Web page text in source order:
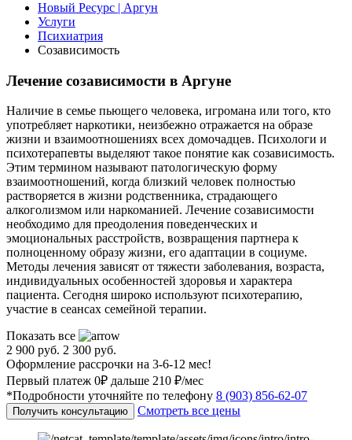
Новый Ресурс | Аргун
Услуги
Психиатрия
Созависимость
Лечение созависимости в Аргуне
Наличие в семье пьющего человека, игромана или того, кто
употребляет наркотики, неизбежно отражается на образе
жизни и взаимоотношениях всех домочадцев. Психологи и
психотерапевты выделяют такое понятие как созависимость.
Этим термином называют патологическую форму
взаимоотношений, когда близкий человек полностью
растворяется в жизни родственника, страдающего
алкоголизмом или наркоманией. Лечение созависимости
необходимо для преодоления поведенческих и
эмоциональных расстройств, возвращения партнера к
полноценному образу жизни, его адаптации в социуме.
Методы лечения зависят от тяжести заболевания, возраста,
индивидуальных особенностей здоровья и характера
пациента. Сегодня широко используют психотерапию,
участие в сеансах семейной терапии.
Показать все
2 900 руб. 2 300 руб.
Оформление рассрочки на 3-6-12 мес!
Первый платеж 0₽ дальше 210 ₽/мес
*Подробности уточняйте по телефону 8 (903) 856-62-07
Получить консультацию Смотреть все цены